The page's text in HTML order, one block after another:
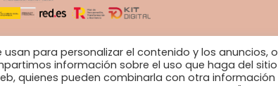
usan para personalizar el contenido y los anuncios,
información sobre el uso que haga del
quienes pueden combinarla con otra